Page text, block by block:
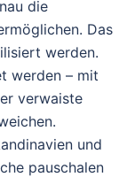
die
Das
werden.
werden – mit
verwaiste
und
pauschalen